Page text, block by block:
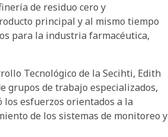
de residuo cero y
principal y al mismo tiempo
para la industria farmacéutica,
Tecnológico de la Secihti, Edith
grupos de trabajo especializados,
esfuerzos orientados a la
de los sistemas de monitoreo y